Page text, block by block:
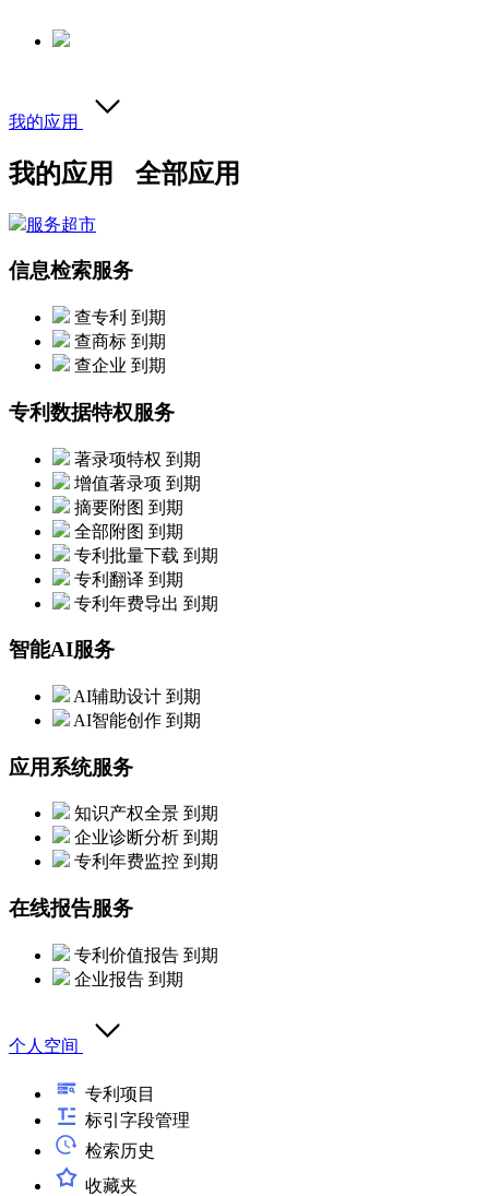
我的应用
我的应用 全部应用
服务超市
信息检索服务
查专利 到期
查商标 到期
查企业 到期
专利数据特权服务
著录项特权 到期
增值著录项 到期
摘要附图 到期
全部附图 到期
专利批量下载 到期
专利翻译 到期
专利年费导出 到期
智能AI服务
AI辅助设计 到期
AI智能创作 到期
应用系统服务
知识产权全景 到期
企业诊断分析 到期
专利年费监控 到期
在线报告服务
专利价值报告 到期
企业报告 到期
个人空间
专利项目
标引字段管理
检索历史
收藏夹